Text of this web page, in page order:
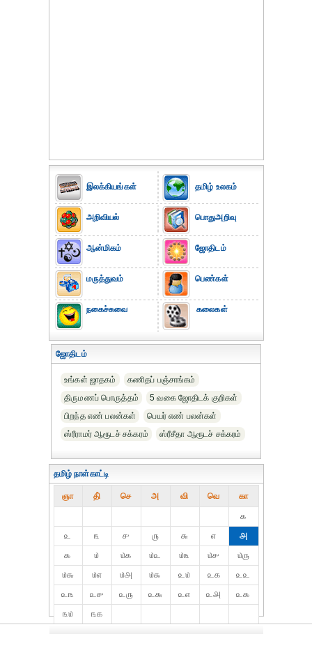
இலக்கியங்கள்
அறிவியல்
ஆன்மிகம்
மருத்துவம்
நகைச்சுவை
தமிழ் உலகம்
பொதுஅறிவு
ஜோதிடம்
பெண்கள்
கலைகள்
ஜோதிடம்
உங்கள் ஜாதகம்
கணிதப் பஞ்சாங்கம்
திருமணப் பொருத்தம்
5 வகை ஜோதிடக் குறிகள்
பிறந்த எண் பலன்கள்
பெயர் எண் பலன்கள்
ஸ்ரீராமர் ஆரூடச் சக்கரம்
ஸ்ரீசீதா ஆரூடச் சக்கரம்
தமிழ் நாள்காட்டி
ஞா தி் செ அ வி வெ கா
௧
௨
௩ ௪ ௫ ௬ ௭
௮
௯
௰ ௰௧ ௰௨ ௰௩ ௰௪
௰௫
௰௬
௰௭ ௰௮ ௰௯ ௨௰ ௨௧
௨௨
௨௩
௨௪ ௨௫ ௨௬ ௨௭ ௨௮
௨௯
௩௰
௩௧